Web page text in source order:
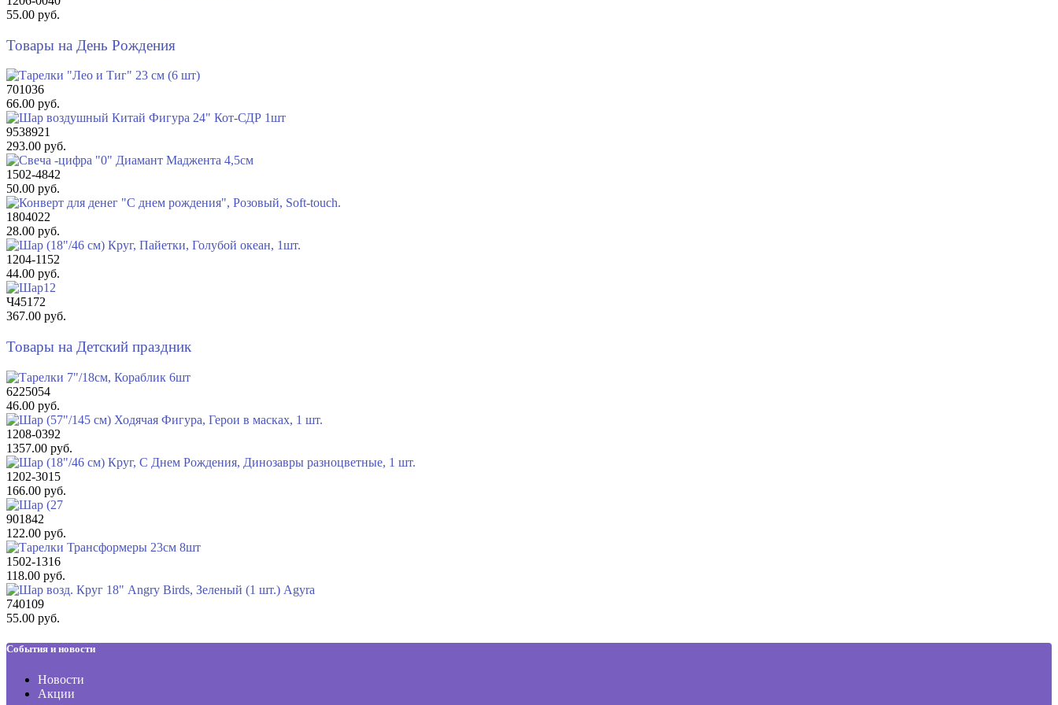
55.00 руб.
Товары на День Рождения
701036
66.00 руб.
9538921
293.00 руб.
1502-4842
50.00 руб.
1804022
28.00 руб.
1204-1152
44.00 руб.
Ч45172
367.00 руб.
Товары на Детский праздник
6225054
46.00 руб.
1208-0392
1357.00 руб.
1202-3015
166.00 руб.
901842
122.00 руб.
1502-1316
118.00 руб.
740109
55.00 руб.
События и новости
Новости
Акции